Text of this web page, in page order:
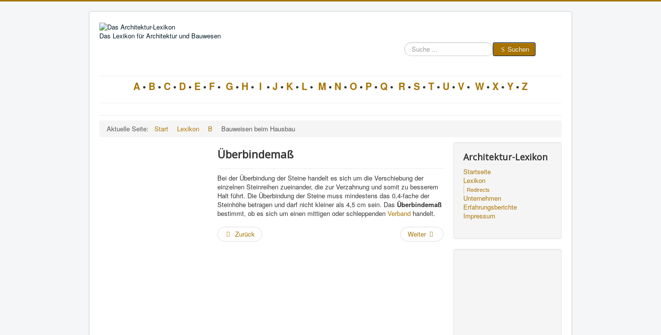
Das Lexikon für Architektur und Bauwesen
Suche
im
Suchen
A • B • C • D • E • F • G • H • I • J • K • L • M • N • O • P • Q • R • S • T • U • V • W • X • Y • Z
Aktuelle Seite: Start Lexikon B Bauweisen beim Hausbau
Überbindemaß
Bei der Überbindung der Steine handelt es sich um die Verschiebung der
einzelnen Steinreihen zueinander, die zur Verzahnung und somit zu besserem
Halt führt. Die Überbindung der Steine muss mindestens das 0,4-fache der
Steinhöhe betragen und darf nicht kleiner als 4,5 cm sein. Das Überbindemaß
bestimmt, ob es sich um einen mittigen oder schleppenden Verband handelt.
Zurück Weiter
Architektur-Lexikon
Startseite
Lexikon
Redirects
Unternehmen
Erfahrungsberichte
Impressum